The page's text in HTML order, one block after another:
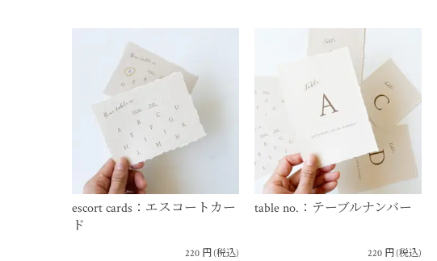
escort cards：エスコートカー
ド
220 円(税込)
table no.：テーブルナンバー
220 円(税込)